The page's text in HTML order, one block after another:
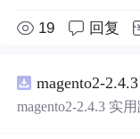
19 回复
magento2-2.4.3 实用跨境电商平台（php+mysql+redis） 适用